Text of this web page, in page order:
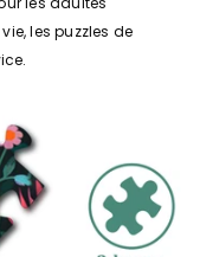
les puzzles de